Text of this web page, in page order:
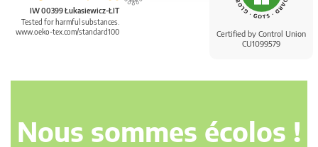
Certified by Control Union
CU1099579
IW 00399 Łukasiewicz-ŁIT
Tested for harmful substances.
www.oeko-tex.com/standard100
Nous sommes écolos !